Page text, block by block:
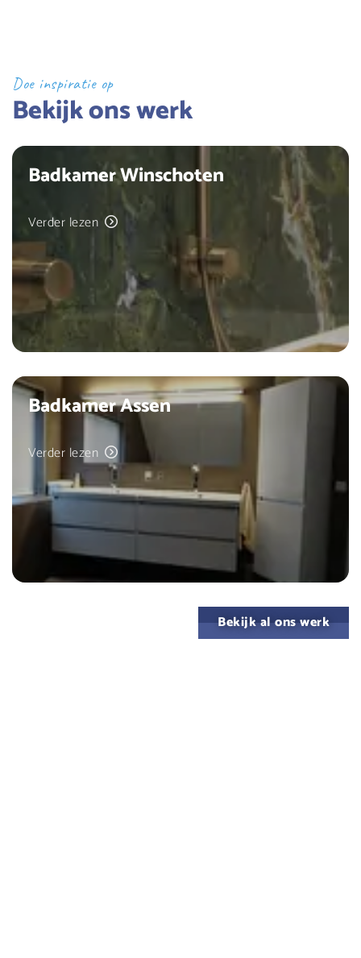
Doe inspiratie op
Bekijk ons werk
Badkamer Winschoten
Verder lezen
Badkamer Assen
Verder lezen
Bekijk al ons werk